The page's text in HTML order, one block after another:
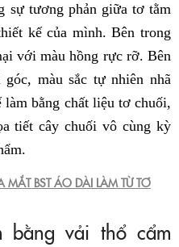
sự tương phản giữa tơ tằm
kế của mình. Bên trong
với màu hồng rực rỡ. Bên
màu sắc tự nhiên nhã
bằng chất liệu tơ chuối,
tiết cây chuối vô cùng kỳ
MẮT BST ÁO DÀI LÀM TỪ TƠ
bằng vải thổ cẩm